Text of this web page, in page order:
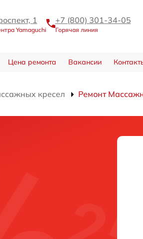
1
Yamaguchi
+7 (800) 301-34-05
Горячая линия
Цена ремонта Вакансии
кресел Ремонт